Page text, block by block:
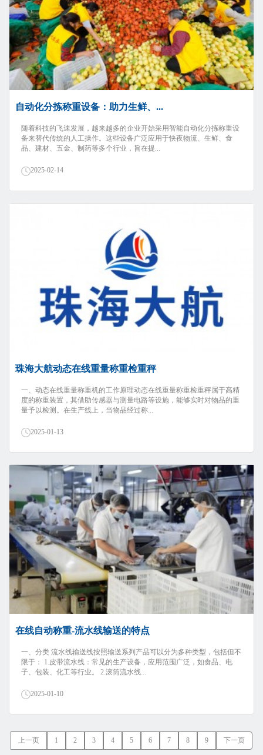
自动化分拣称重设备：助力生鲜、...
随着科技的飞速发展，越来越多的企业开始采用智能自动化分拣称重设
备来替代传统的人工操作。这些设备广泛应用于快夜物流、生鲜、食
品、建材、五金、制药等多个行业，旨在提...
2025-02-14
珠海大航动态在线重量称重检重秤
一、动态在线重量称重机的工作原理动态在线重量称重检重秤属于高精
度的称重装置，其借助传感器与测量电路等设施，能够实时对物品的重
量予以检测。在生产线上，当物品经过称...
2025-01-13
在线自动称重-流水线输送的特点
一、分类 流水线输送线按照输送系列产品可以分为多种类型，包括但不
限于： 1.皮带流水线：常见的生产设备，应用范围广泛，如食品、电
子、包装、化工等行业。 2.滚筒流水线...
2025-01-10
页次： 2/23 共有 204 记录
上一页 1 2 3 4 5 6 7 8 9 下一页